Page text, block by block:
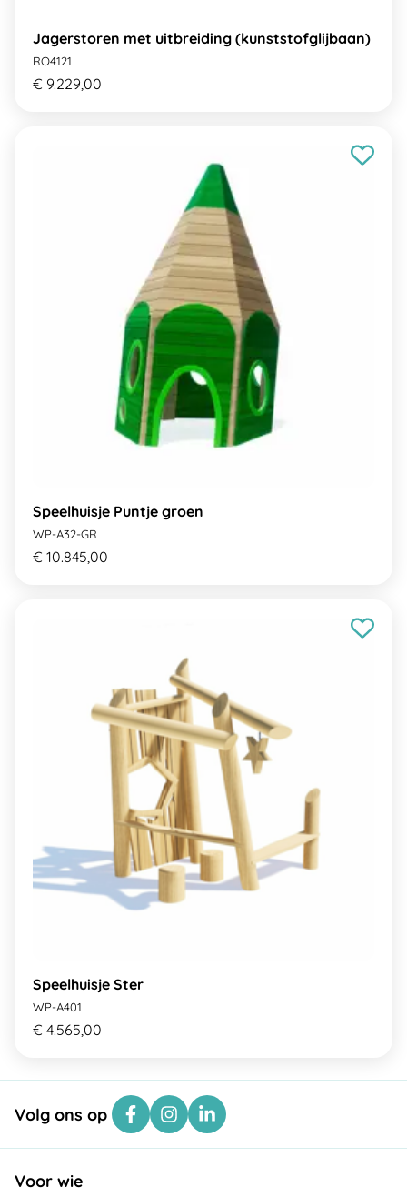
Jagerstoren met uitbreiding (kunststofglijbaan)
RO4121
€ 9.229,00
Speelhuisje Puntje groen
WP-A32-GR
€ 10.845,00
Speelhuisje Ster
WP-A401
€ 4.565,00
Volg ons op
Voor wie